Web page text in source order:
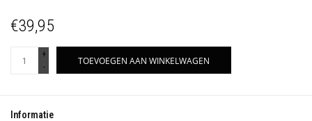
€39,95
+
-
TOEVOEGEN AAN WINKELWAGEN
Informatie